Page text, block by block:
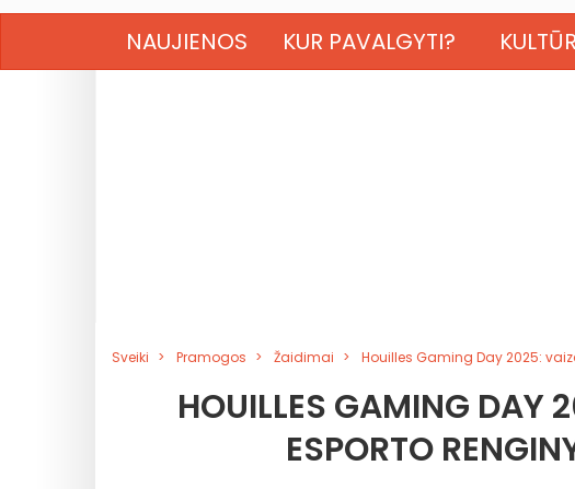
NAUJIENOS KUR PAVALGYTI?
Sveiki Pramogos Žaidimai Houilles Gaming Day 2025:
HOUILLES GAMING DAY
ESPORTO